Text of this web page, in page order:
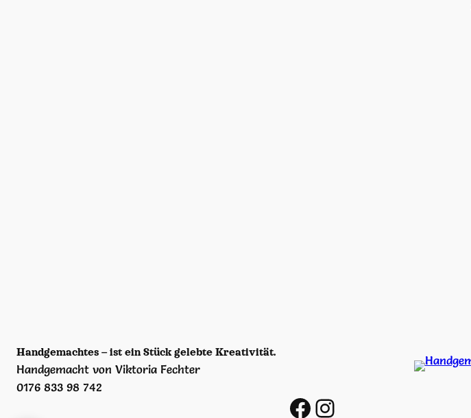
Handgemachtes – ist ein Stück gelebte Kreativität.
Handgemacht von Viktoria Fechter
0176 833 98 742
https://www.facebook.com/viktoria.fechter/ https://www.instagram.com/handgemacht_v_viktoria_fechter/